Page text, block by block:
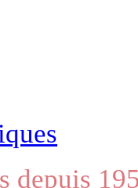
depuis